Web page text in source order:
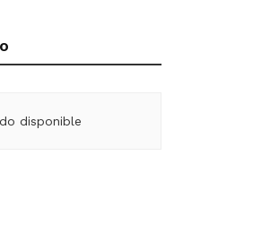
disponible